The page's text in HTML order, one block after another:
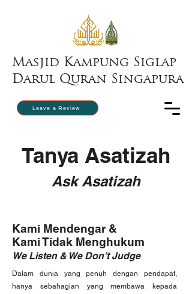
Masjid Kampung Siglap
Darul Quran Singapura
Leave a Review
Tanya Asatizah
Ask Asatizah
Kami Mendengar &
Kami Tidak Menghukum
We Listen & We Don’t Judge
Dalam dunia yang penuh dengan pendapat,
hanya sebahagian yang membawa kepada